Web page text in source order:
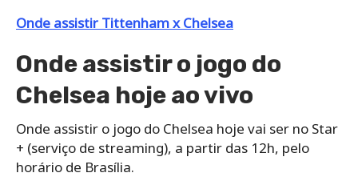
Onde assistir Tittenham x Chelsea
Onde assistir o jogo do
Chelsea hoje ao vivo
Onde assistir o jogo do Chelsea hoje vai ser no Star
+ (serviço de streaming), a partir das 12h, pelo
horário de Brasília.